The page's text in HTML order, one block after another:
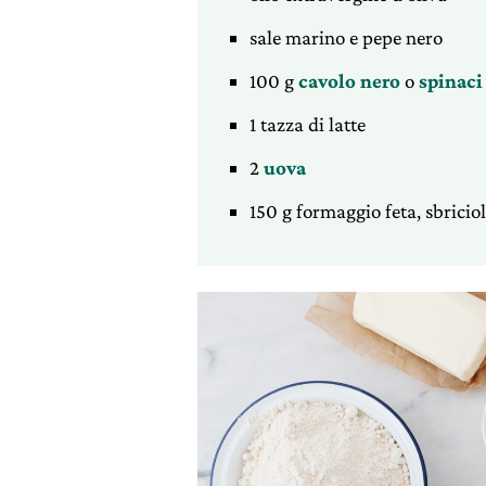
sale marino e pepe nero
100 gcavolo neroospinaci
1 tazza di latte
2uova
150 g formaggio feta,